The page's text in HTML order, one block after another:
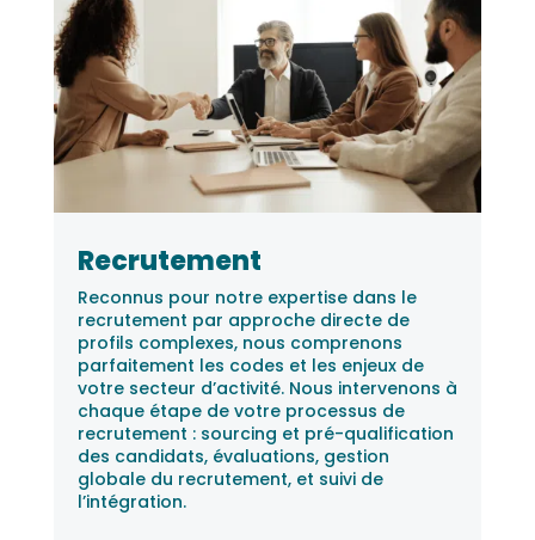
Recrutement
Reconnus pour notre expertise dans le
recrutement par approche directe de
profils complexes, nous comprenons
parfaitement les codes et les enjeux de
votre secteur d’activité. Nous intervenons à
chaque étape de votre processus de
recrutement : sourcing et pré-qualification
des candidats, évaluations, gestion
globale du recrutement, et suivi de
l’intégration.